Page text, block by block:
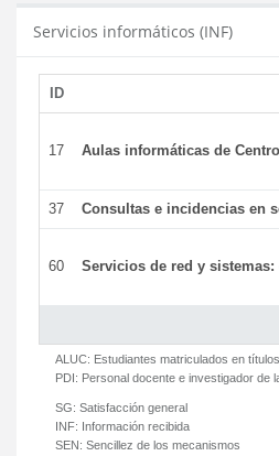
Servicios informáticos (INF)
ID
17 Aulas informáticas de
37 Consultas e incidencias en
60 Servicios de red y
ALUC: Estudiantes matriculados en
PDI: Personal docente e investigador de
SG: Satisfacción general
INF: Información recibida
SEN: Sencillez de los mecanismos